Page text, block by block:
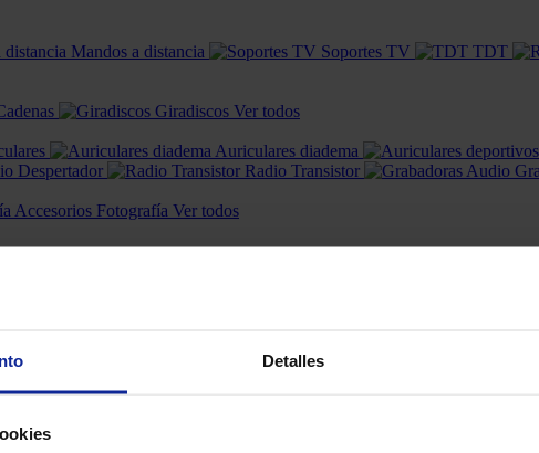
Detalles
Mandos a distancia Soportes TV TDT
Giradiscos Ver todos
Auriculares diadema
Despertador Radio Transistor
Accesorios Fotografía Ver todos
Centros de Planchado
para cocinar